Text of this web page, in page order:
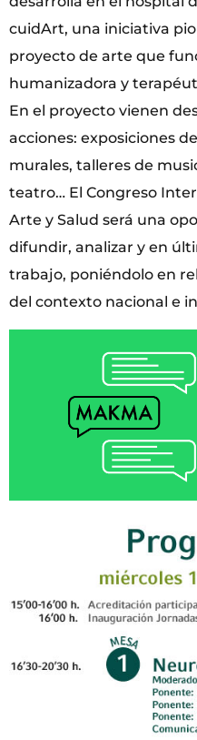
cuidArt, una iniciativa
proyecto de arte que
humanizadora y
En el proyecto vienen
acciones: exposiciones
murales, talleres de
teatro… El Congreso
Arte y Salud será una
difundir, analizar y en
trabajo, poniéndolo en
del contexto nacional e